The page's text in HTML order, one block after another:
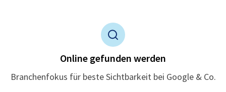
Online gefunden werden
Branchenfokus für beste Sichtbarkeit bei Google & Co.